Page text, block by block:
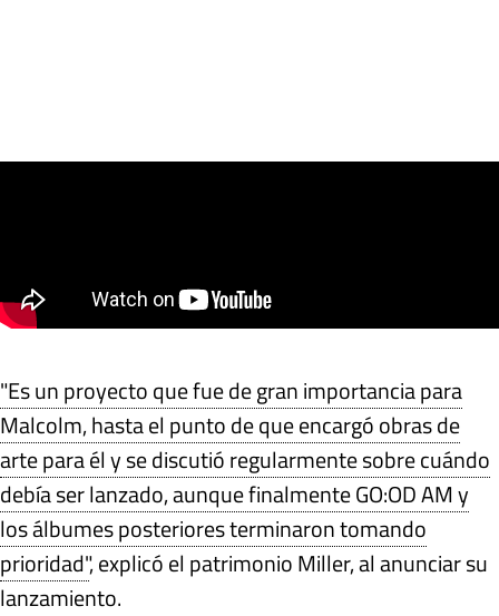
"Es un proyecto que fue de gran importancia para
Malcolm, hasta el punto de que encargó obras de
arte para él y se discutió regularmente sobre cuándo
debía ser lanzado, aunque finalmente GO:OD AM y
los álbumes posteriores terminaron tomando
prioridad", explicó el patrimonio Miller, al anunciar su
lanzamiento.